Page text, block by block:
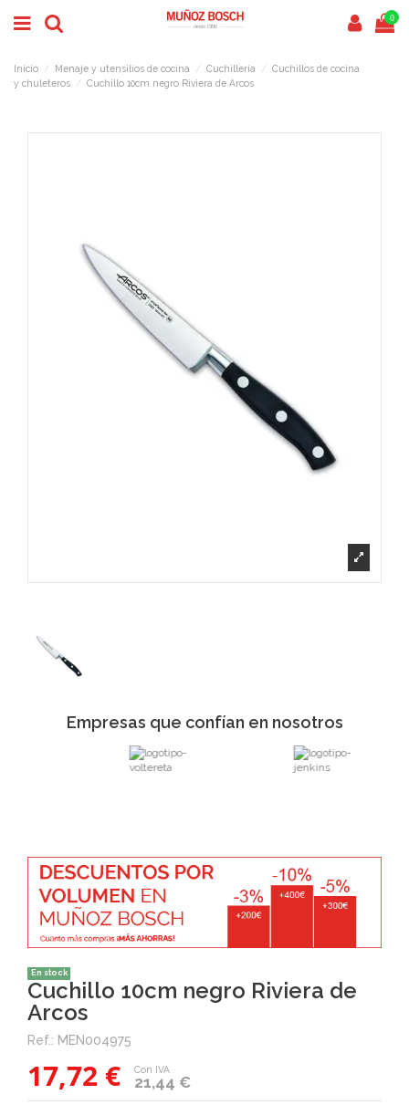
0
Inicio Menaje y utensilios de cocina Cuchillería
Cuchillos de cocina
y chuleteros
Cuchillo 10cm negro Riviera de Arcos
Empresas que confían en nosotros
En stock
Cuchillo 10cm negro Riviera de
Arcos
Ref.: MEN004975
17,72 € 21,44 €
Con IVA